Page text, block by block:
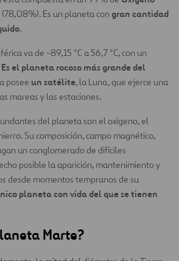
(78,08%). Es un planeta con gran cantidad
.
va de -89,15 °C a 56,7 °C, con un
Es el planeta rocoso más grande del
posee un satélite, la Luna, que ejerce una
mareas y las estaciones.
del planeta son el oxígeno, el
Su composición, campo magnético,
un conglomerado de difíciles
posible la aparición, mantenimiento y
desde momentos tempranos de su
planeta con vida del que se tienen
Marte?